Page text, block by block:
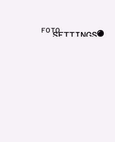
SETTINGS
FOTO